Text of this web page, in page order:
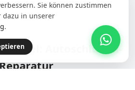
Autoschlüssel-
Sie können zustimmen
dazu in unserer
.